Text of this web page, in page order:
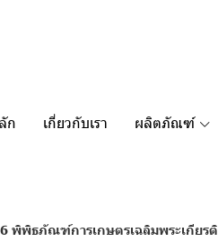
ก เกี่ยวกับเรา ผลิตภัณฑ์
พิพิธภัณฑ์การเกษตรเฉลิมพระเกียรติ